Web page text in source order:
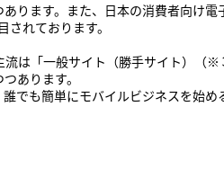
ります。また、日本の消費者向け電
れております。
は「一般サイト（勝手サイト）（※
あります。
でも簡単にモバイルビジネスを始